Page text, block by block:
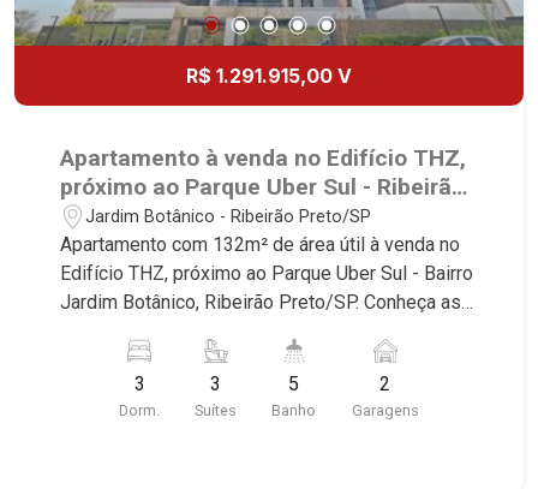
R$ 1.291.915,00 V
Apartamento à venda no Edifício THZ,
próximo ao Parque Uber Sul - Ribeirão
Preto/SP.
Jardim Botânico - Ribeirão Preto/SP
Apartamento com 132m² de área útil à venda no
Edifício THZ, próximo ao Parque Uber Sul - Bairro
Jardim Botânico, Ribeirão Preto/SP. Conheça as
Imobiliária selecionou para você: - 132m² de área
útil - 3 suítes - Sala 2 ambientes - Lavabo -
Cozinha - Área de serviço - Banheiro de serviço -
3
Dorm.
3
Suítes
5
Banho
2
Garagens